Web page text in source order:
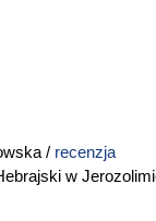
/ recenzja
w